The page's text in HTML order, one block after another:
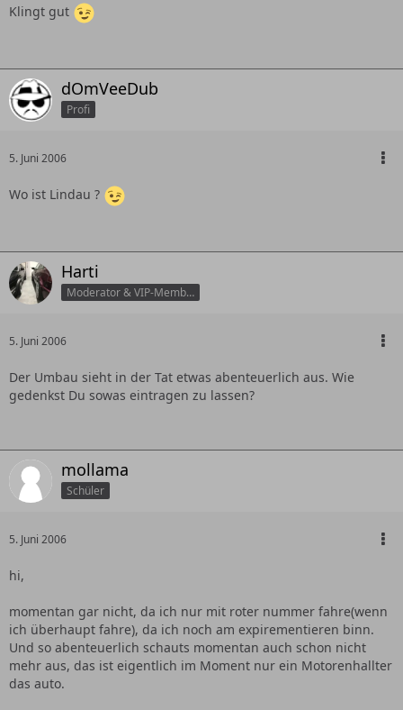
Klingt gut
dOmVeeDub
Profi
5. Juni 2006
Wo ist Lindau ?
Harti
Moderator & VIP-Member
5. Juni 2006
Der Umbau sieht in der Tat etwas abenteuerlich aus. Wie
gedenkst Du sowas eintragen zu lassen?
mollama
Schüler
5. Juni 2006
hi,
momentan gar nicht, da ich nur mit roter nummer fahre(wenn
ich überhaupt fahre), da ich noch am expirementieren binn.
Und so abenteuerlich schauts momentan auch schon nicht
mehr aus, das ist eigentlich im Moment nur ein Motorenhallter
das auto.